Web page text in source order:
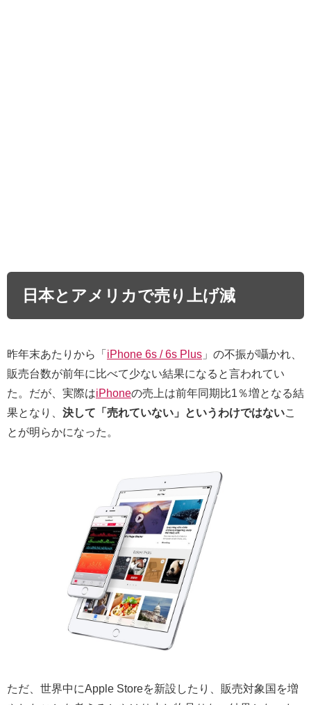
日本とアメリカで売り上げ減
昨年末あたりから「 iPhone 6s / 6s Plus 」の不振が囁かれ、
販売台数が前年に比べて少ない結果になると言われてい
た。だが、実際はiPhoneの売上は前年同期比1％増となる結
果となり、 決して「売れていない」というわけではないこ
とが明らかになった。
ただ、世界中にApple Storeを新設したり、販売対象国を増